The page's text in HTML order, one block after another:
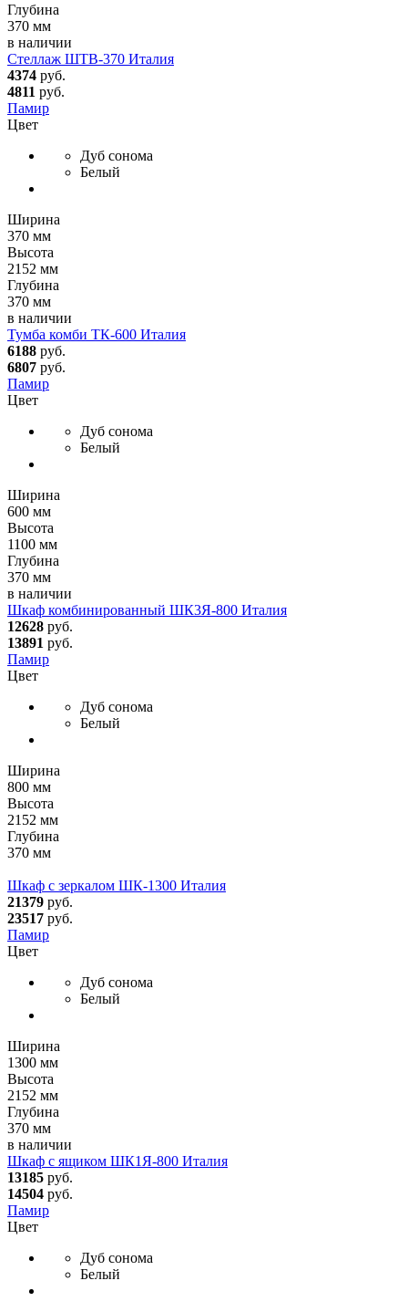
Глубина
370 мм
в наличии
Стеллаж ШТВ-370 Италия
4374 руб.
4811 руб.
Памир
Цвет
Дуб сонома
Белый
Ширина
370 мм
Высота
2152 мм
Глубина
370 мм
в наличии
Тумба комби ТК-600 Италия
6188 руб.
6807 руб.
Памир
Цвет
Дуб сонома
Белый
Ширина
600 мм
Высота
1100 мм
Глубина
370 мм
в наличии
Шкаф комбинированный ШК3Я-800 Италия
12628 руб.
13891 руб.
Памир
Цвет
Дуб сонома
Белый
Ширина
800 мм
Высота
2152 мм
Глубина
370 мм
Шкаф с зеркалом ШК-1300 Италия
21379 руб.
23517 руб.
Памир
Цвет
Дуб сонома
Белый
Ширина
1300 мм
Высота
2152 мм
Глубина
370 мм
в наличии
Шкаф с ящиком ШК1Я-800 Италия
13185 руб.
14504 руб.
Памир
Цвет
Дуб сонома
Белый